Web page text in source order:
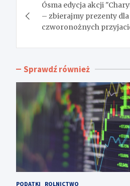
wpisu
Ósma edycja akcji
– zbierajmy prezenty
czworonożnych
Sprawdź również
PODATKI ROLNICTWO